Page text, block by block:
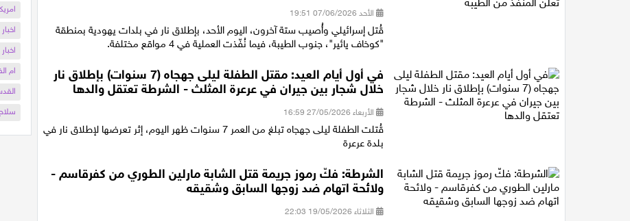
الأحد 07/06/2026 19:51
قُتل إسرائيلي وأُصيب ستة آخرون، اليوم الأحد، بإطلاق نار في بلدات يهودية بمنطقة
"كوخاف يائير"، جنوب الطيبة، فيما نُفّذت العملية في 4 مواقع مختلفة.
في أول أيام العيد: مقتل الطفلة ليلى جهجاه (7 سنوات) بإطلاق نار
خلال شجار بين جيران في عرعرة المثلث - الشرطة تعتقل والدها
الأربعاء 27/05/2026 16:59
قُتلت الطفلة ليلى جهجاه تبلغ من العمر 7 سنوات ظهر اليوم، إثر تعرضها لإطلاق نار في
بلدة عرعرة
الشرطة: فكّ رموز جريمة قتل الشابة مارلين الطوري من كفرقاسم -
ولائحة اتهام ضد زوجها السابق وشقيقه
الثلاثاء 19/05/2026 22:03
ام